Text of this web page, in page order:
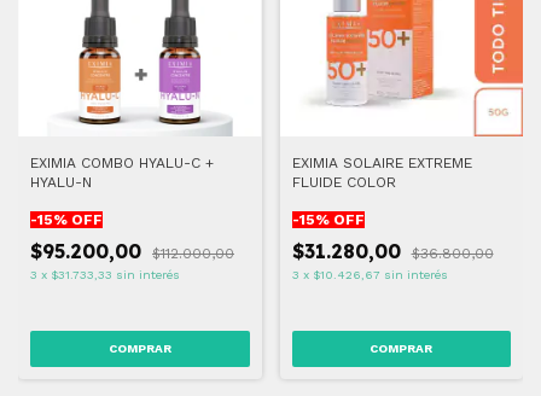
EXIMIA COMBO HYALU-C +
HYALU-N
-15% OFF
$95.200,00 $112.000,00
3 x $31.733,33 sin interés
EXIMIA SOLAIRE EXTREME
FLUIDE COLOR
-15% OFF
$31.280,00 $36.800,00
3 x $10.426,67 sin interés